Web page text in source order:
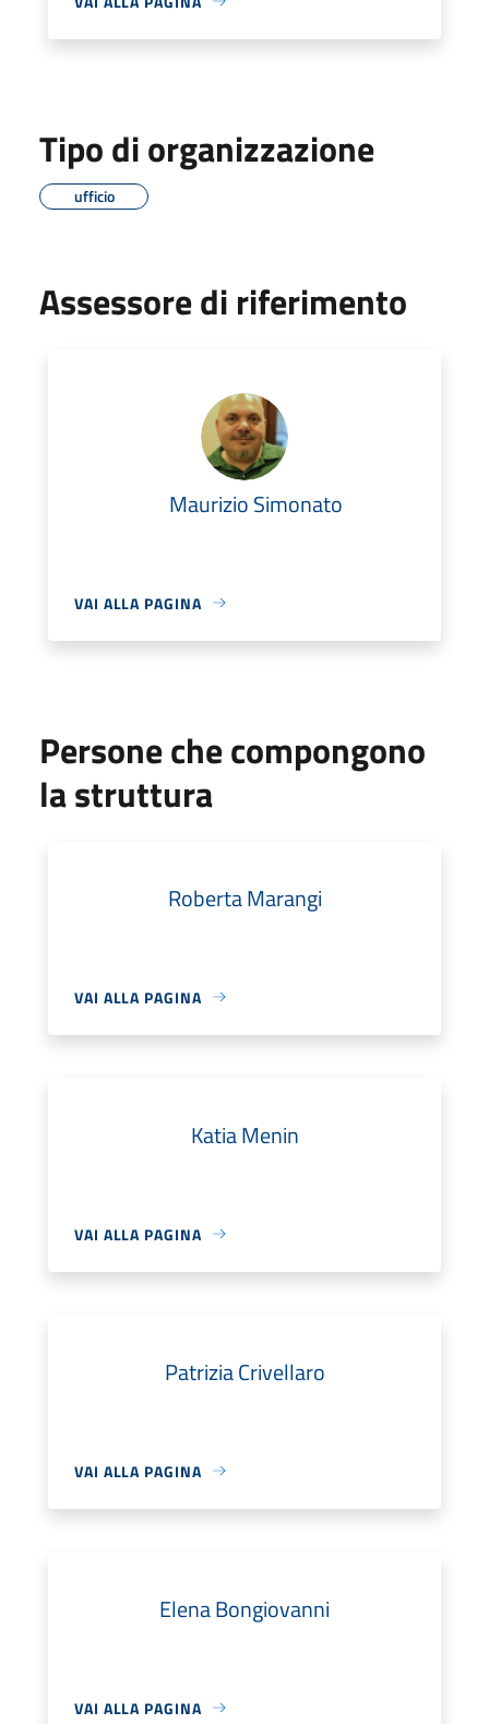
Tipo di organizzazione
ufficio
Assessore di riferimento
Maurizio Simonato
VAI ALLA PAGINA
Persone che compongono
la struttura
Roberta Marangi
VAI ALLA PAGINA
Katia Menin
VAI ALLA PAGINA
Patrizia Crivellaro
VAI ALLA PAGINA
Elena Bongiovanni
VAI ALLA PAGINA